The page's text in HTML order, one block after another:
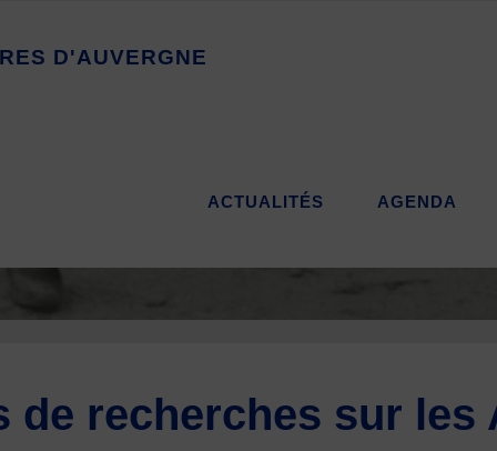
RES D'AUVERGNE
ACTUALITÉS AGENDA
de recherches sur